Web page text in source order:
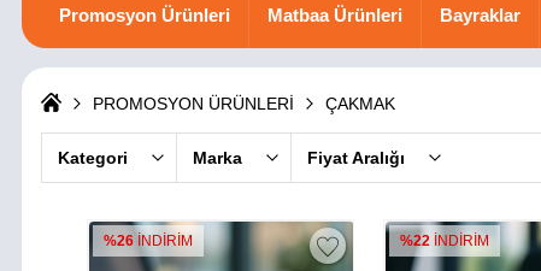
Promosyon Ürünleri Matbaa Ürünleri Bayraklar
PROMOSYON ÜRÜNLERİ ÇAKMAK
Kategori Marka Fiyat Aralığı
%26 İNDİRİM %22 İNDİRİM